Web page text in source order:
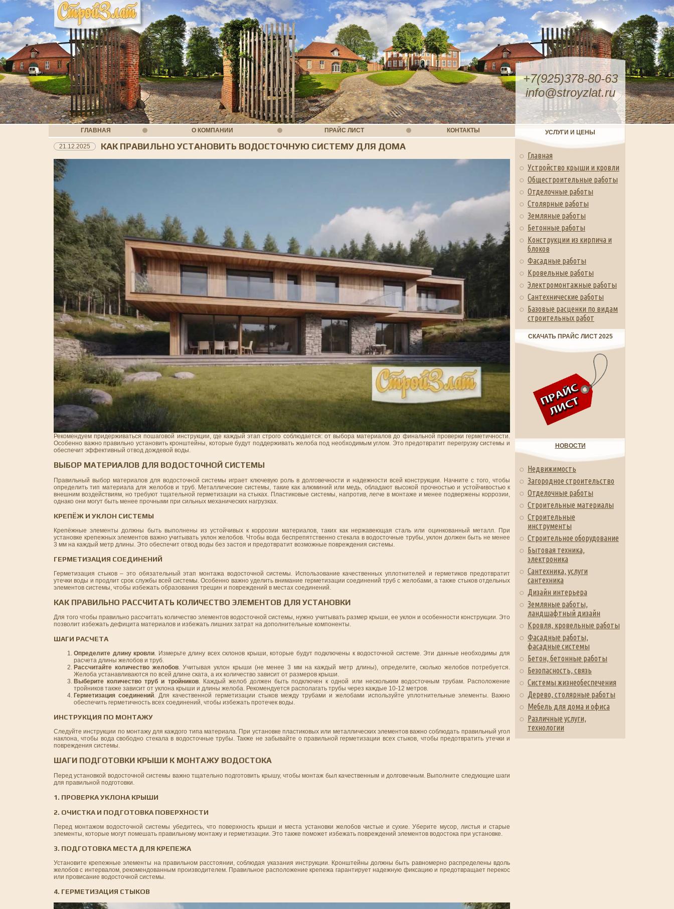
+7(925)378-80-63
info@stroyzlat.ru
ГЛАВНАЯ О КОМПАНИИ ПРАЙС ЛИСТ КОНТАКТЫ
21.12.2025 КАК ПРАВИЛЬНО УСТАНОВИТЬ ВОДОСТОЧНУЮ СИСТЕМУ ДЛЯ ДОМА
Рекомендуем придерживаться пошаговой инструкции, где каждый этап строго соблюдается: от выбора материалов до финальной проверки герметичности.
Особенно важно правильно установить кронштейны, которые будут поддерживать желоба под необходимым углом. Это предотвратит перегрузку системы и
обеспечит эффективный отвод дождевой воды.
ВЫБОР МАТЕРИАЛОВ ДЛЯ ВОДОСТОЧНОЙ СИСТЕМЫ
Правильный выбор материалов для водосточной системы играет ключевую роль в долговечности и надежности всей конструкции. Начните с того, чтобы
определить тип материала для желобов и труб. Металлические системы, такие как алюминий или медь, обладают высокой прочностью и устойчивостью к
внешним воздействиям, но требуют тщательной герметизации на стыках. Пластиковые системы, напротив, легче в монтаже и менее подвержены коррозии,
однако они могут быть менее прочными при сильных механических нагрузках.
КРЕПЁЖ И УКЛОН СИСТЕМЫ
Крепёжные элементы должны быть выполнены из устойчивых к коррозии материалов, таких как нержавеющая сталь или оцинкованный металл. При
установке крепежных элементов важно учитывать уклон желобов. Чтобы вода беспрепятственно стекала в водосточные трубы, уклон должен быть не менее
3 мм на каждый метр длины. Это обеспечит отвод воды без застоя и предотвратит возможные повреждения системы.
ГЕРМЕТИЗАЦИЯ СОЕДИНЕНИЙ
Герметизация стыков – это обязательный этап монтажа водосточной системы. Использование качественных уплотнителей и герметиков предотвратит
утечки воды и продлит срок службы всей системы. Особенно важно уделить внимание герметизации соединений труб с желобами, а также стыков отдельных
элементов системы, чтобы избежать образования трещин и повреждений в местах соединений.
КАК ПРАВИЛЬНО РАССЧИТАТЬ КОЛИЧЕСТВО ЭЛЕМЕНТОВ ДЛЯ УСТАНОВКИ
Для того чтобы правильно рассчитать количество элементов водосточной системы, нужно учитывать размер крыши, ее уклон и особенности конструкции. Это
позволит избежать дефицита материалов и избежать лишних затрат на дополнительные компоненты.
ШАГИ РАСЧЕТА
Определите длину кровли. Измерьте длину всех склонов крыши, которые будут подключены к водосточной системе. Эти данные необходимы для
расчета длины желобов и труб.
Рассчитайте количество желобов. Учитывая уклон крыши (не менее 3 мм на каждый метр длины), определите, сколько желобов потребуется.
Желоба устанавливаются по всей длине ската, а их количество зависит от размеров крыши.
Выберите количество труб и тройников. Каждый желоб должен быть подключен к одной или нескольким водосточным трубам. Расположение
тройников также зависит от уклона крыши и длины желоба. Рекомендуется располагать трубы через каждые 10-12 метров.
Герметизация соединений. Для качественной герметизации стыков между трубами и желобами используйте уплотнительные элементы. Важно
обеспечить герметичность всех соединений, чтобы избежать протечек воды.
ИНСТРУКЦИЯ ПО МОНТАЖУ
Следуйте инструкции по монтажу для каждого типа материала. При установке пластиковых или металлических элементов важно соблюдать правильный угол
наклона, чтобы вода свободно стекала в водосточные трубы. Также не забывайте о правильной герметизации всех стыков, чтобы предотвратить утечки и
повреждения системы.
ШАГИ ПОДГОТОВКИ КРЫШИ К МОНТАЖУ ВОДОСТОКА
Перед установкой водосточной системы важно тщательно подготовить крышу, чтобы монтаж был качественным и долговечным. Выполните следующие шаги
для правильной подготовки.
1. ПРОВЕРКА УКЛОНА КРЫШИ
2. ОЧИСТКА И ПОДГОТОВКА ПОВЕРХНОСТИ
Перед монтажом водосточной системы убедитесь, что поверхность крыши и места установки желобов чистые и сухие. Уберите мусор, листья и старые
элементы, которые могут помешать правильному монтажу и герметизации. Это также поможет избежать повреждений элементов водостока при установке.
3. ПОДГОТОВКА МЕСТА ДЛЯ КРЕПЕЖА
Установите крепежные элементы на правильном расстоянии, соблюдая указания инструкции. Кронштейны должны быть равномерно распределены вдоль
желобов с интервалом, рекомендованным производителем. Правильное расположение крепежа гарантирует надежную фиксацию и предотвращает перекос
или провисание водосточной системы.
4. ГЕРМЕТИЗАЦИЯ СТЫКОВ
УСЛУГИ И ЦЕНЫ
Главная
Устройство крыши и кровли
Общестроительные работы
Отделочные работы
Столярные работы
Земляные работы
Бетонные работы
Конструкции из кирпича и
блоков
Фасадные работы
Кровельные работы
Электромонтажные работы
Сантехнические работы
Базовые расценки по видам
строительных работ
СКАЧАТЬ ПРАЙС ЛИСТ 2025
НОВОСТИ
Недвижимость
Загородное строительство
Отделочные работы
Строительные материалы
Строительные
инструменты
Строительное оборудование
Бытовая техника,
электроника
Сантехника, услуги
сантехника
Дизайн интерьера
Земляные работы,
ландшафтный дизайн
Кровля, кровельные работы
Фасадные работы,
фасадные системы
Бетон, бетонные работы
Безопасность, связь
Системы жизнеобеспечения
Дерево, столярные работы
Мебель для дома и офиса
Различные услуги,
технологии